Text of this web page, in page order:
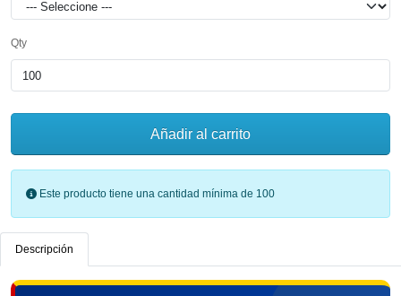
Qty
Añadir al carrito
Este producto tiene una cantidad mínima de 100
Descripción